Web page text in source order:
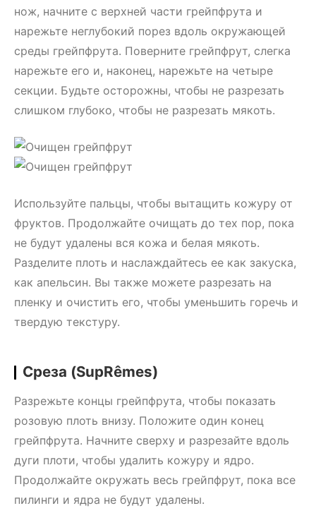
нож, начните с верхней части грейпфрута и
нарежьте неглубокий порез вдоль окружающей
среды грейпфрута. Поверните грейпфрут, слегка
нарежьте его и, наконец, нарежьте на четыре
секции. Будьте осторожны, чтобы не разрезать
слишком глубоко, чтобы не разрезать мякоть.
Используйте пальцы, чтобы вытащить кожуру от
фруктов. Продолжайте очищать до тех пор, пока
не будут удалены вся кожа и белая мякоть.
Разделите плоть и наслаждайтесь ее как закуска,
как апельсин. Вы также можете разрезать на
пленку и очистить его, чтобы уменьшить горечь и
твердую текстуру.
Среза (SupRêmes)
Разрежьте концы грейпфрута, чтобы показать
розовую плоть внизу. Положите один конец
грейпфрута. Начните сверху и разрезайте вдоль
дуги плоти, чтобы удалить кожуру и ядро.
Продолжайте окружать весь грейпфрут, пока все
пилинги и ядра не будут удалены.